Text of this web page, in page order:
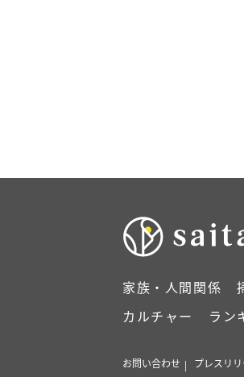
家族・人間関係
カルチャー
ラン
お問い合わせ プレスリ